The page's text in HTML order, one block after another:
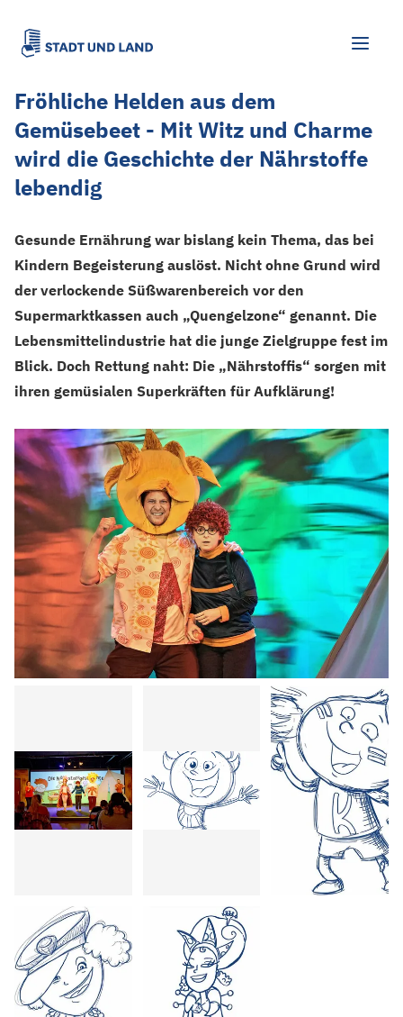
Fröhliche Helden aus dem
Gemüsebeet - Mit Witz und Charme
wird die Geschichte der Nährstoffe
lebendig
Gesunde Ernährung war bislang kein Thema, das bei
Kindern Begeisterung auslöst. Nicht ohne Grund wird
der verlockende Süßwarenbereich vor den
Supermarktkassen auch „Quengelzone“ genannt. Die
Lebensmittelindustrie hat die junge Zielgruppe fest im
Blick. Doch Rettung naht: Die „Nährstoffis“ sorgen mit
ihren gemüsialen Superkräften für Aufklärung!